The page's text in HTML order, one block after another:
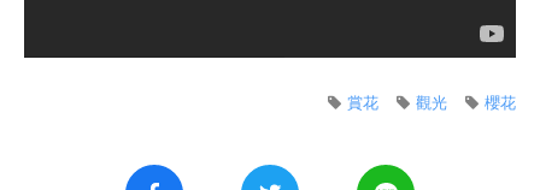
櫻花
觀光
賞花